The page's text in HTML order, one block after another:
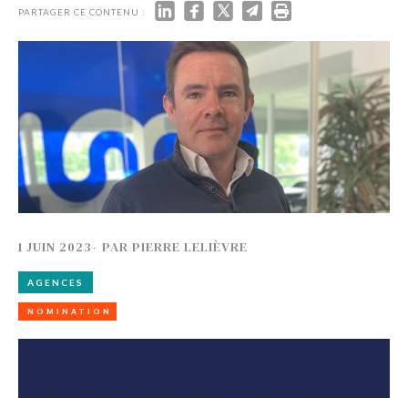
PARTAGER CE CONTENU :
1 JUIN 2023- PAR PIERRE LELIÈVRE
AGENCES
NOMINATION